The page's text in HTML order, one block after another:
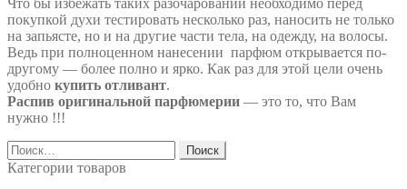
покупкой духи тестировать несколько раз, наносить не только
на запьясте, но и на другие части тела, на одежду, на волосы.
Ведь при полноценном нанесении парфюм открывается по-
другому — более полно и ярко. Как раз для этой цели очень
удобно купить отливант.
Распив оригинальной парфюмерии — это то, что Вам
нужно !!!
Найти:
Категории товаров